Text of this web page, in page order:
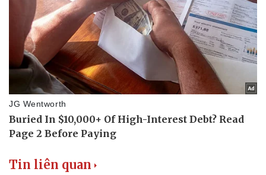
Dinh dưỡng - món ngon
Cây thuốc
Sản phụ khoa
Nhi khoa
Nam khoa
Làm đẹp - giảm cân
Phòng mạch online
Ăn sạch sống khỏe
Nhà đẹp
Blog
Tình yêu - Gia đình
Tin liên quan